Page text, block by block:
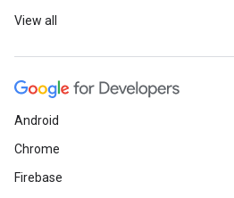
View all
Android
Chrome
Firebase